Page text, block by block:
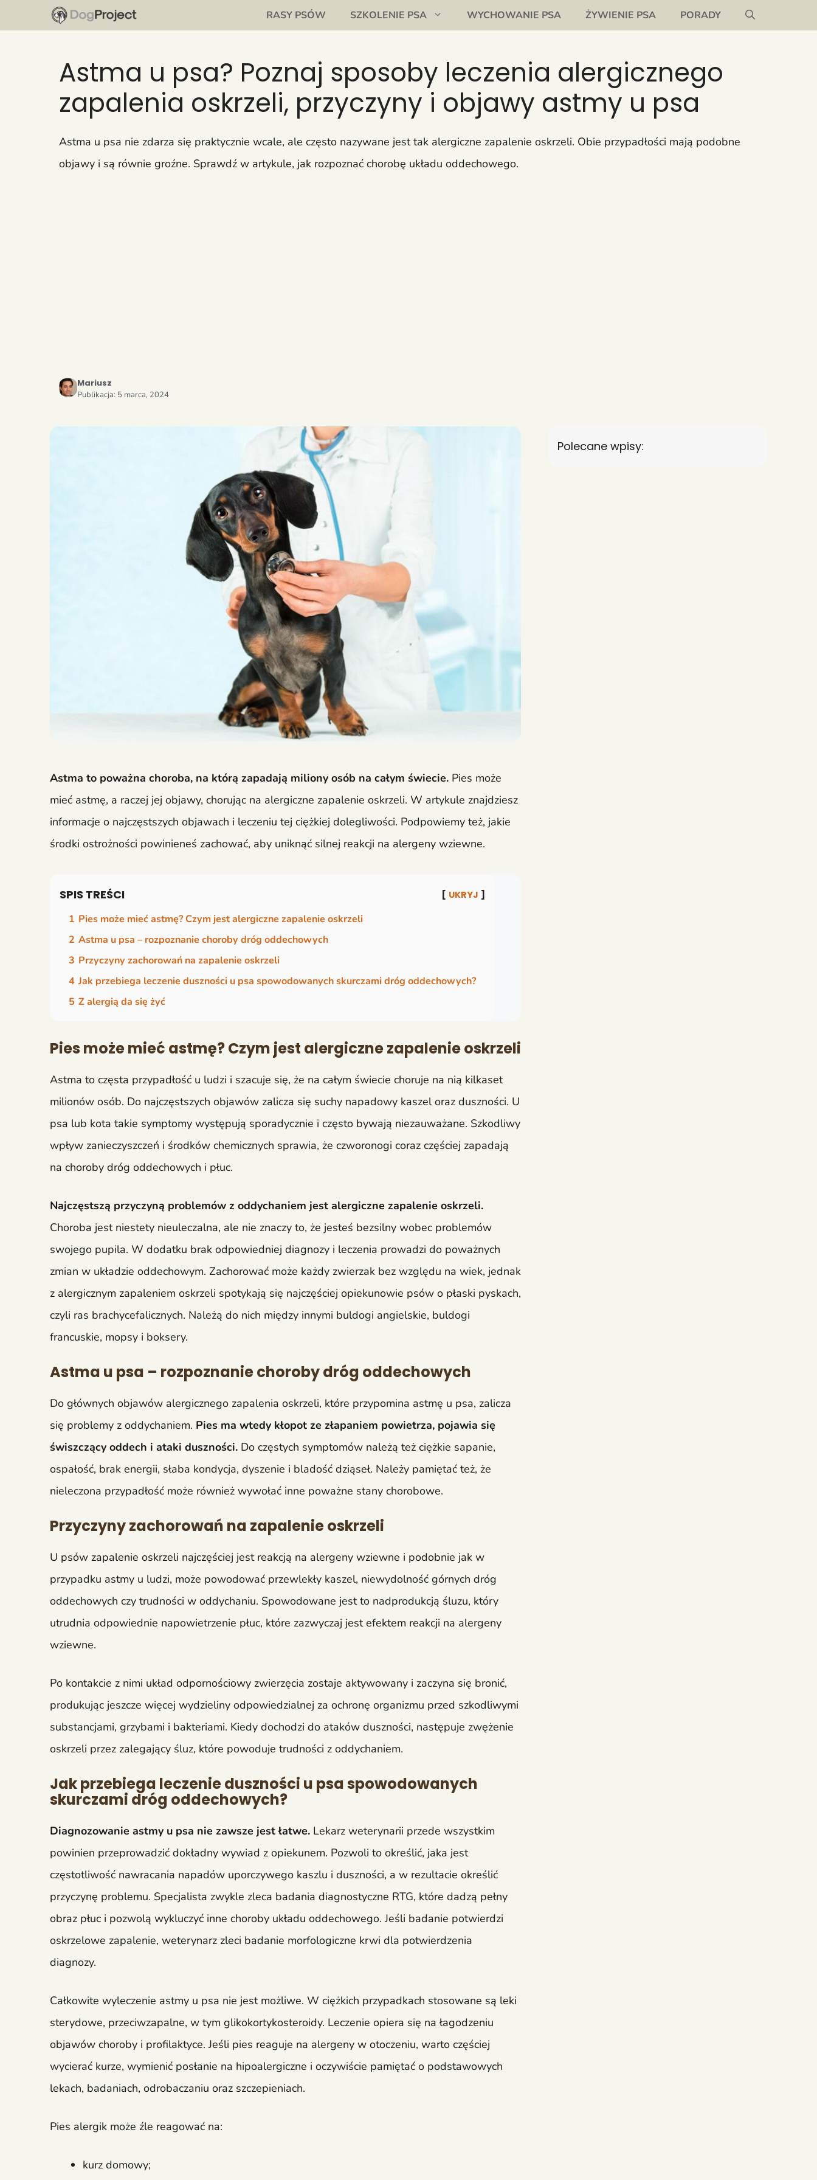
do
RASY PSÓW SZKOLENIE PSA WYCHOWANIE PSA ŻYWIENIE PSA PORADY
Astma u psa? Poznaj sposoby leczenia alergicznego
zapalenia oskrzeli, przyczyny i objawy astmy u psa
Astma u psa nie zdarza się praktycznie wcale, ale często nazywane jest tak alergiczne zapalenie oskrzeli. Obie przypadłości mają podobne
objawy i są równie groźne. Sprawdź w artykule, jak rozpoznać chorobę układu oddechowego.
Mariusz
Publikacja: 5 marca, 2024
Astma to poważna choroba, na którą zapadają miliony osób na całym świecie. Pies może
mieć astmę, a raczej jej objawy, chorując na alergiczne zapalenie oskrzeli. W artykule znajdziesz
informacje o najczęstszych objawach i leczeniu tej ciężkiej dolegliwości. Podpowiemy też, jakie
środki ostrożności powinieneś zachować, aby uniknąć silnej reakcji na alergeny wziewne.
SPIS TREŚCI UKRYJ
1 Pies może mieć astmę? Czym jest alergiczne zapalenie oskrzeli
2 Astma u psa – rozpoznanie choroby dróg oddechowych
3 Przyczyny zachorowań na zapalenie oskrzeli
4 Jak przebiega leczenie duszności u psa spowodowanych skurczami dróg oddechowych?
5 Z alergią da się żyć
Pies może mieć astmę? Czym jest alergiczne zapalenie oskrzeli
Astma to częsta przypadłość u ludzi i szacuje się, że na całym świecie choruje na nią kilkaset
milionów osób. Do najczęstszych objawów zalicza się suchy napadowy kaszel oraz duszności. U
psa lub kota takie symptomy występują sporadycznie i często bywają niezauważane. Szkodliwy
wpływ zanieczyszczeń i środków chemicznych sprawia, że czworonogi coraz częściej zapadają
na choroby dróg oddechowych i płuc.
Najczęstszą przyczyną problemów z oddychaniem jest alergiczne zapalenie oskrzeli.
Choroba jest niestety nieuleczalna, ale nie znaczy to, że jesteś bezsilny wobec problemów
swojego pupila. W dodatku brak odpowiedniej diagnozy i leczenia prowadzi do poważnych
zmian w układzie oddechowym. Zachorować może każdy zwierzak bez względu na wiek, jednak
z alergicznym zapaleniem oskrzeli spotykają się najczęściej opiekunowie psów o płaski pyskach,
czyli ras brachycefalicznych. Należą do nich między innymi buldogi angielskie, buldogi
francuskie, mopsy i boksery.
Astma u psa – rozpoznanie choroby dróg oddechowych
Do głównych objawów alergicznego zapalenia oskrzeli, które przypomina astmę u psa, zalicza
się problemy z oddychaniem. Pies ma wtedy kłopot ze złapaniem powietrza, pojawia się
świszczący oddech i ataki duszności. Do częstych symptomów należą też ciężkie sapanie,
ospałość, brak energii, słaba kondycja, dyszenie i bladość dziąseł. Należy pamiętać też, że
nieleczona przypadłość może również wywołać inne poważne stany chorobowe.
Przyczyny zachorowań na zapalenie oskrzeli
U psów zapalenie oskrzeli najczęściej jest reakcją na alergeny wziewne i podobnie jak w
przypadku astmy u ludzi, może powodować przewlekły kaszel, niewydolność górnych dróg
oddechowych czy trudności w oddychaniu. Spowodowane jest to nadprodukcją śluzu, który
utrudnia odpowiednie napowietrzenie płuc, które zazwyczaj jest efektem reakcji na alergeny
wziewne.
Po kontakcie z nimi układ odpornościowy zwierzęcia zostaje aktywowany i zaczyna się bronić,
produkując jeszcze więcej wydzieliny odpowiedzialnej za ochronę organizmu przed szkodliwymi
substancjami, grzybami i bakteriami. Kiedy dochodzi do ataków duszności, następuje zwężenie
oskrzeli przez zalegający śluz, które powoduje trudności z oddychaniem.
Jak przebiega leczenie duszności u psa spowodowanych
skurczami dróg oddechowych?
Diagnozowanie astmy u psa nie zawsze jest łatwe. Lekarz weterynarii przede wszystkim
powinien przeprowadzić dokładny wywiad z opiekunem. Pozwoli to określić, jaka jest
częstotliwość nawracania napadów uporczywego kaszlu i duszności, a w rezultacie określić
przyczynę problemu. Specjalista zwykle zleca badania diagnostyczne RTG, które dadzą pełny
obraz płuc i pozwolą wykluczyć inne choroby układu oddechowego. Jeśli badanie potwierdzi
oskrzelowe zapalenie, weterynarz zleci badanie morfologiczne krwi dla potwierdzenia
diagnozy.
Całkowite wyleczenie astmy u psa nie jest możliwe. W ciężkich przypadkach stosowane są leki
sterydowe, przeciwzapalne, w tym glikokortykosteroidy. Leczenie opiera się na łagodzeniu
objawów choroby i profilaktyce. Jeśli pies reaguje na alergeny w otoczeniu, warto częściej
wycierać kurze, wymienić posłanie na hipoalergiczne i oczywiście pamiętać o podstawowych
lekach, badaniach, odrobaczaniu oraz szczepieniach.
Pies alergik może źle reagować na:
kurz domowy;
Polecane wpisy: